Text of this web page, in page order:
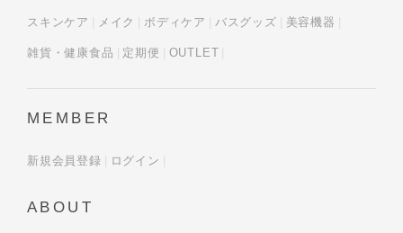
スキンケア メイク ボディケア バスグッズ 美容機器
雑貨・健康食品 定期便 OUTLET
MEMBER
新規会員登録 ログイン
ABOUT